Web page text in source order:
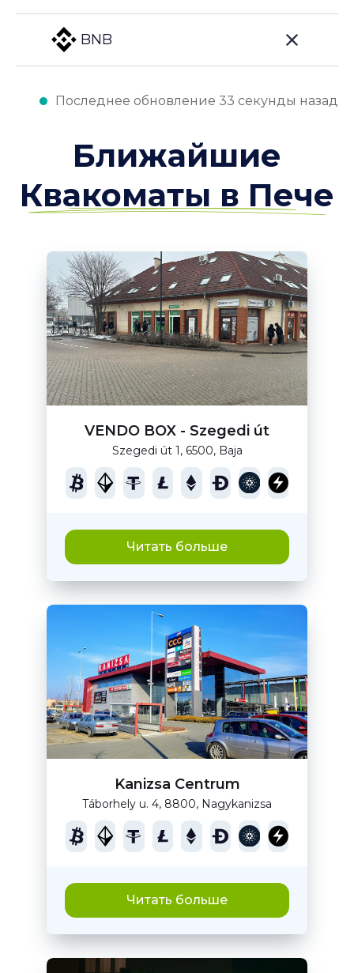
BNB
Последнее обновление 33 секунды назад
Ближайшие
Квакоматы в Пече
VENDO BOX - Szegedi út
Szegedi út 1, 6500, Baja
Читать больше
Kanizsa Centrum
Táborhely u. 4, 8800, Nagykanizsa
Читать больше